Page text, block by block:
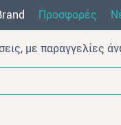
Προσφορές
με παραγγελίες